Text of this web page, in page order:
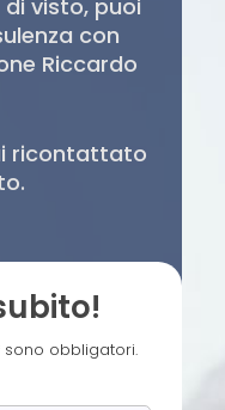
visto, puoi
con
Riccardo
ricontattato
obbligatori.